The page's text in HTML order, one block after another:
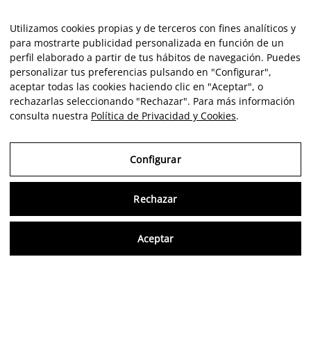
Utilizamos cookies propias y de terceros con fines analíticos y
para mostrarte publicidad personalizada en función de un
perfil elaborado a partir de tus hábitos de navegación. Puedes
personalizar tus preferencias pulsando en "Configurar",
aceptar todas las cookies haciendo clic en "Aceptar", o
rechazarlas seleccionando "Rechazar". Para más información
consulta nuestra Política de Privacidad y Cookies.
Configurar
Rechazar
Aceptar